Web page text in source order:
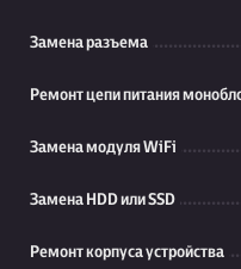
Замена разъема
Ремонт цепи питания
Замена модуля WiFi
Замена HDD или SSD
Ремонт корпуса устройства